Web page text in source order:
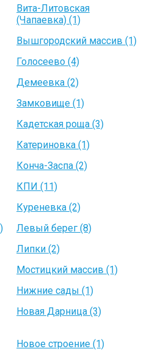
Вита-Литовская
(Чапаевка) (1)
Вышгородский массив (1)
Голосеево (4)
Демеевка (2)
Замковище (1)
Кадетская роща (3)
Катериновка (1)
Конча-Заспа (2)
КПИ (11)
Куреневка (2)
Левый берег (8)
Липки (2)
Мостицкий массив (1)
Нижние сады (1)
Новая Дарница (3)
Новое строение (1)